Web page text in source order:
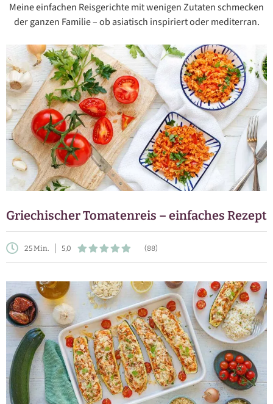
Meine einfachen Reisgerichte mit wenigen Zutaten schmecken
der ganzen Familie – ob asiatisch inspiriert oder mediterran.
Griechischer Tomatenreis – einfaches Rezept
25 Min. 5,0 (88)